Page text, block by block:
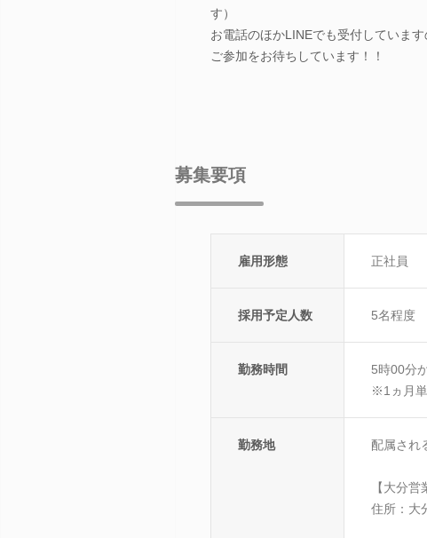
す）
お電話のほかLINEでも受付していま
ご参加をお待ちしています！！
募集要項
雇用形態 正社員
採用予定人数 5名程度
勤務時間
5時00分
※1ヵ月単
勤務地 配属され
【大分営
住所：大